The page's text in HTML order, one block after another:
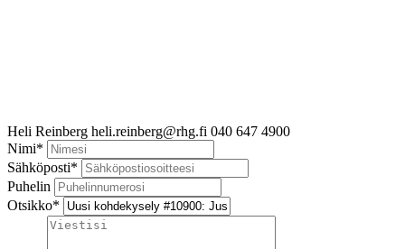
Heli Reinberg heli.reinberg@rhg.fi 040 647 4900
Nimi*
Sähköposti*
Puhelin
Otsikko*